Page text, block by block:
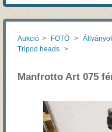
Aukció > FOTÓ >
Tripod heads >
Manfrotto Art 075